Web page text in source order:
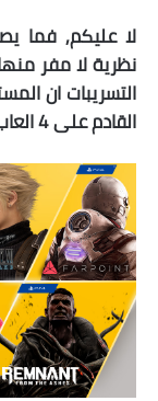
لا عليكم, فما
نظرية لا مفر
التسريبات ان
القادم على 4 العاب هي: